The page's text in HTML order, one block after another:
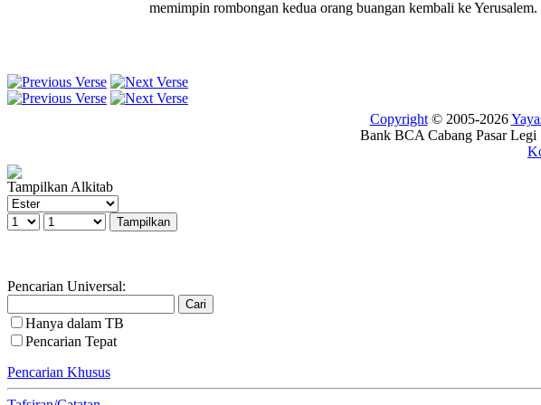
memimpin rombongan kedua orang buangan kembali ke Yerusalem.
Copyright© 2005-2026
Bank BCA Cabang Pasar
Tampilkan Alkitab
Pencarian Universal:
Hanya dalam TB
Pencarian Tepat
Pencarian Khusus